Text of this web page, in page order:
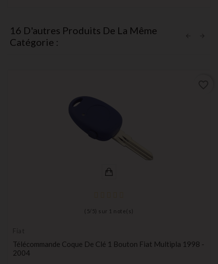
16 D'autres Produits De La Même
Catégorie :
( 5/ 5) sur 1 note(s)
Fiat
Télécommande Coque De Clé 1 Bouton Fiat Multipla 1998 -
2004